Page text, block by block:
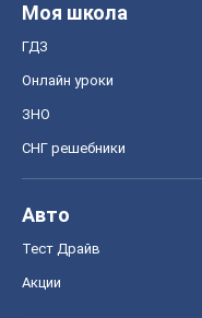
Моя школа
ГДЗ
Онлайн уроки
ЗНО
СНГ решебники
Авто
Тест Драйв
Акции